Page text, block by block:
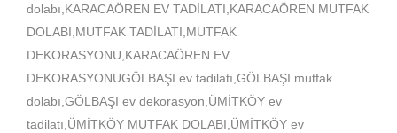
dolabı,KARACAÖREN EV TADİLATI,KARACAÖREN MUTFAK
DOLABI,MUTFAK TADİLATI,MUTFAK
DEKORASYONU,KARACAÖREN EV
DEKORASYONUGÖLBAŞI ev tadilatı,GÖLBAŞI mutfak
dolabı,GÖLBAŞI ev dekorasyon,ÜMİTKÖY ev
tadilatı,ÜMİTKÖY MUTFAK DOLABI,ÜMİTKÖY ev